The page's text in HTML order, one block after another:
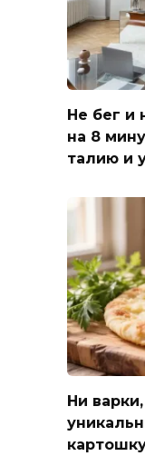
Не бег и
на 8
талию и
Ни